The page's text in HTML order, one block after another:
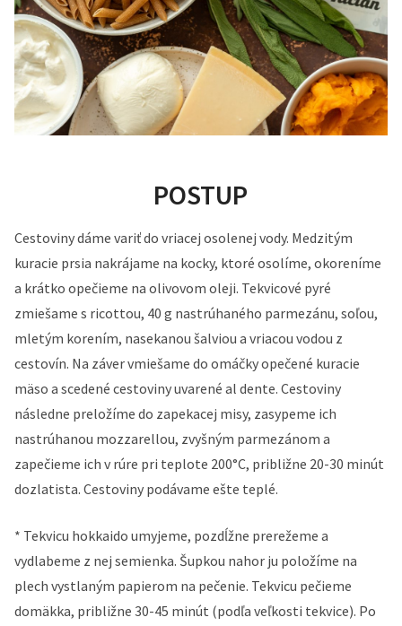
POSTUP
Cestoviny dáme variť do vriacej osolenej vody. Medzitým
kuracie prsia nakrájame na kocky, ktoré osolíme, okoreníme
a krátko opečieme na olivovom oleji. Tekvicové pyré
zmiešame s ricottou, 40 g nastrúhaného parmezánu, soľou,
mletým korením, nasekanou šalviou a vriacou vodou z
cestovín. Na záver vmiešame do omáčky opečené kuracie
mäso a scedené cestoviny uvarené al dente. Cestoviny
následne preložíme do zapekacej misy, zasypeme ich
nastrúhanou mozzarellou, zvyšným parmezánom a
zapečieme ich v rúre pri teplote 200°C, približne 20-30 minút
dozlatista. Cestoviny podávame ešte teplé.
* Tekvicu hokkaido umyjeme, pozdĺžne prerežeme a
vydlabeme z nej semienka. Šupkou nahor ju položíme na
plech vystlaným papierom na pečenie. Tekvicu pečieme
domäkka, približne 30-45 minút (podľa veľkosti tekvice). Po